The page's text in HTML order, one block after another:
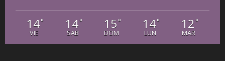
14°
VIE
14°
SAB
15 °
DOM
14°
LUN
12 °
MAR